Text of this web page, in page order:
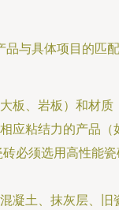
品与具体项目的匹配
板、岩板）和材质
应粘结力的产品（
必须选用高性能瓷
凝土、抹灰层、旧